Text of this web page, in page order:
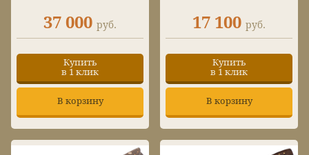
37 000 руб.
Купить
в 1 клик
В корзину
17 100 руб.
Купить
в 1 клик
В корзину